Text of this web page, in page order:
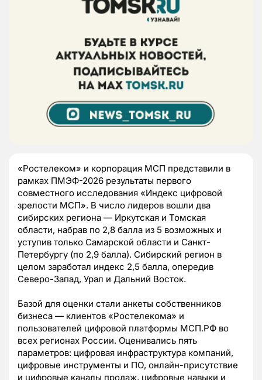
«Ростелеком» и корпорация МСП представили в
рамках ПМЭФ-2026 результаты первого
совместного исследования «Индекс цифровой
зрелости МСП». В число лидеров вошли два
сибирских региона — Иркутская и Томская
области, набрав по 2,8 балла из 5 возможных и
уступив только Самарской области и Санкт-
Петербургу (по 2,9 балла). Сибирский регион в
целом заработал индекс 2,5 балла, опередив
Северо-Запад, Урал и Дальний Восток.
Базой для оценки стали анкеты собственников
бизнеса — клиентов «Ростелекома» и
пользователей цифровой платформы МСП.РФ во
всех регионах России. Оценивались пять
параметров: цифровая инфраструктура компаний,
цифровые инструменты и ПО, онлайн-присутствие
и цифровые каналы продаж, цифровые навыки и